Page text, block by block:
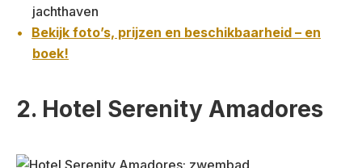
jachthaven
Bekijk foto’s, prijzen en beschikbaarheid – en
boek!
2. Hotel Serenity Amadores